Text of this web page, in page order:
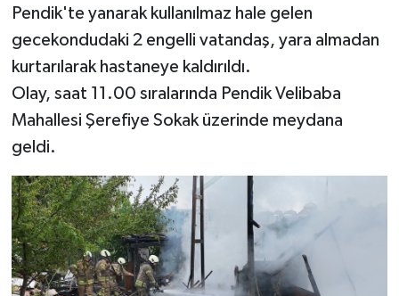
Pendik'te yanarak kullanılmaz hale gelen
gecekondudaki 2 engelli vatandaş, yara almadan
kurtarılarak hastaneye kaldırıldı.
Olay, saat 11.00 sıralarında Pendik Velibaba
Mahallesi Şerefiye Sokak üzerinde meydana
geldi.